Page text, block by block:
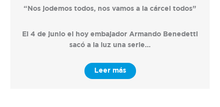
“Nos jodemos todos, nos vamos a la cárcel todos”
El 4 de junio el hoy embajador Armando Benedetti
sacó a la luz una serie…
Leer más